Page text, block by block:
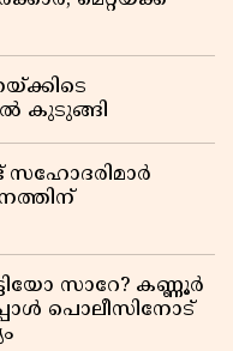
കുടുങ്ങി
സഹോദരിമാർ
സാറേ? കണ്ണൂർ
പൊലീസിനോട്